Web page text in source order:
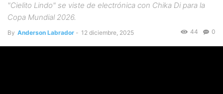
"Cielito Lindo" se viste de electrónica con Chika Di para la
Copa Mundial 2026.
By Anderson Labrador - 12 diciembre, 2025 0
44